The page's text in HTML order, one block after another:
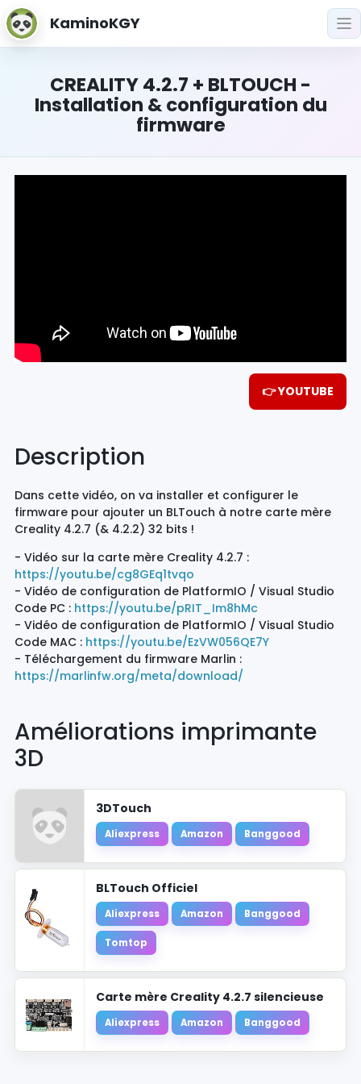
KaminoKGY
CREALITY 4.2.7 + BLTOUCH -
Installation & configuration du
firmware
👉 YOUTUBE
Description
Dans cette vidéo, on va installer et configurer le
firmware pour ajouter un BLTouch à notre carte mère
Creality 4.2.7 (& 4.2.2) 32 bits !
- Vidéo sur la carte mère Creality 4.2.7 :
https://youtu.be/cg8GEq1tvqo
- Vidéo de configuration de PlatformIO / Visual Studio
Code PC : https://youtu.be/pRIT_Im8hMc
- Vidéo de configuration de PlatformIO / Visual Studio
Code MAC : https://youtu.be/EzVW056QE7Y
- Téléchargement du firmware Marlin :
https://marlinfw.org/meta/download/
Améliorations imprimante
3D
3DTouch
Aliexpress Amazon Banggood
BLTouch Officiel
Aliexpress Amazon Banggood
Tomtop
Carte mère Creality 4.2.7 silencieuse
Aliexpress Amazon Banggood